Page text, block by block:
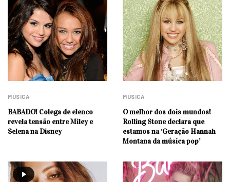
MÚSICA
BABADO! Colega de elenco
revela tensão entre Miley e
Selena na Disney
MÚSICA
O melhor dos dois mundos!
Rolling Stone declara que
estamos na ‘Geração Hannah
Montana da música pop’